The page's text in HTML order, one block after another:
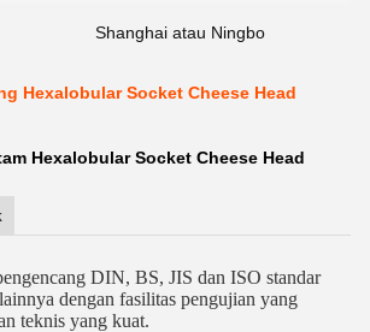
Shanghai atau Ningbo
Hexalobular Socket Cheese Head
Hexalobular Socket Cheese Head
DIN, BS, JIS dan ISO standar
dengan fasilitas pengujian yang
teknis yang kuat.